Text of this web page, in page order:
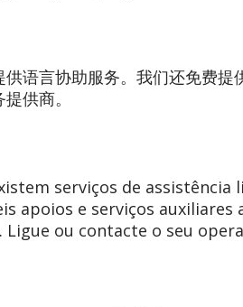
语言协助服务。我们还免费
供商。
serviços de
apoios e serviços
ou contacte o seu